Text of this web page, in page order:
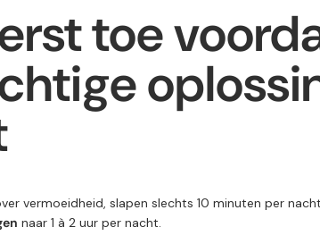
toe
vermoeidheid, slapen slechts 10 minuten per
naar 1 à 2 uur per nacht.